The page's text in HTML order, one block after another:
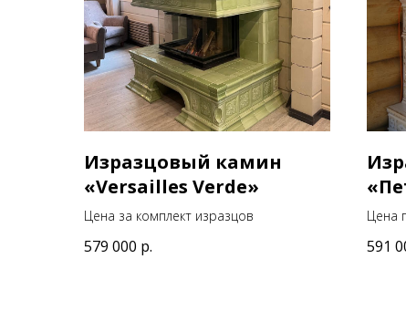
Изразцовый камин
«Versailles Verde»
Цена за комплект изразцов
579 000 р.
Цена
591